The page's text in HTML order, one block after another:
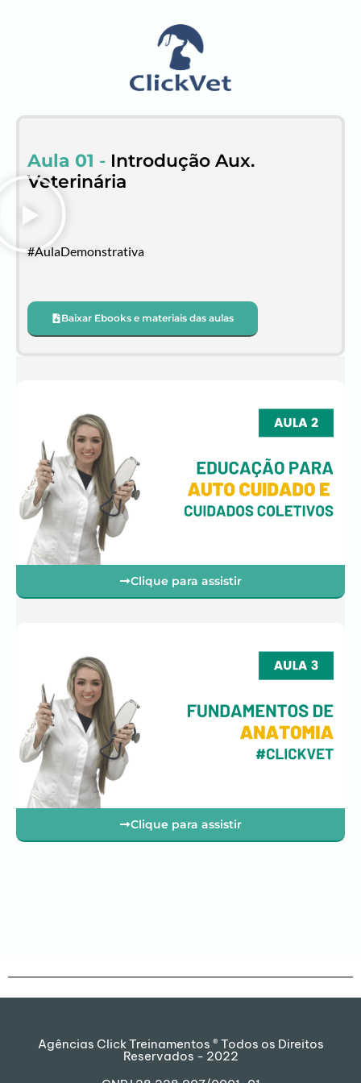
Aula 01 - Introdução Aux.
Veterinária
#AulaDemonstrativa
Baixar Ebooks e materiais das aulas
Clique para assistir
Clique para assistir
Agências Click Treinamentos ® Todos os Direitos
Reservados - 2022